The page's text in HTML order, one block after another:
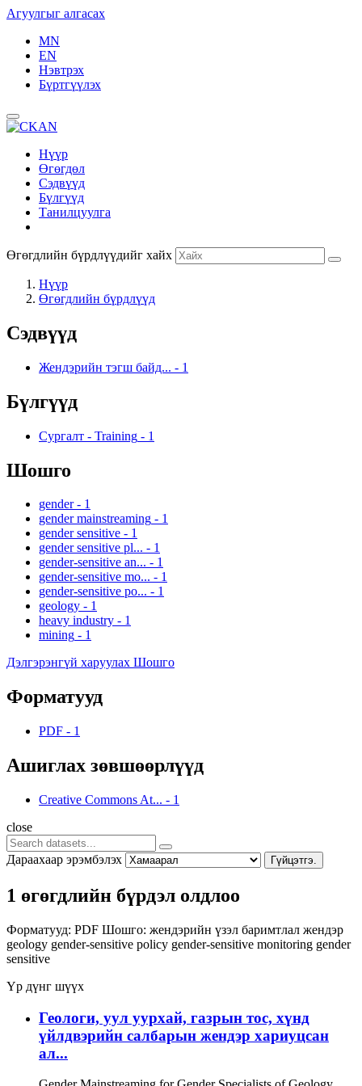
Агуулгыг алгасах
MN
EN
Нэвтрэх
Бүртгүүлэх
Нүүр
Өгөгдөл
Сэдвүүд
Бүлгүүд
Танилцуулга
Өгөгдлийн бүрдлүүдийг хайх
Нүүр
Өгөгдлийн бүрдлүүд
Сэдвүүд
Жендэрийн тэгш байд... - 1
Бүлгүүд
Сургалт - Training - 1
Шошго
gender - 1
gender mainstreaming - 1
gender sensitive - 1
gender sensitive pl... - 1
gender-sensitive an... - 1
gender-sensitive mo... - 1
gender-sensitive po... - 1
geology - 1
heavy industry - 1
mining - 1
Дэлгэрэнгүй харуулах Шошго
Форматууд
PDF - 1
Ашиглах зөвшөөрлүүд
Creative Commons At... - 1
close
Дараахаар эрэмбэлэх Гүйцэтгэ.
1 өгөгдлийн бүрдэл олдлоо
Форматууд: PDF Шошго: жендэрийн үзэл баримтлал жендэр
geology gender-sensitive policy gender-sensitive monitoring gender
sensitive
Үр дүнг шүүх
Геологи, уул уурхай, газрын тос, хүнд
үйлдвэрийн салбарын жендэр хариуцсан
ал...